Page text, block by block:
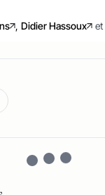
, Didier Hassoux et